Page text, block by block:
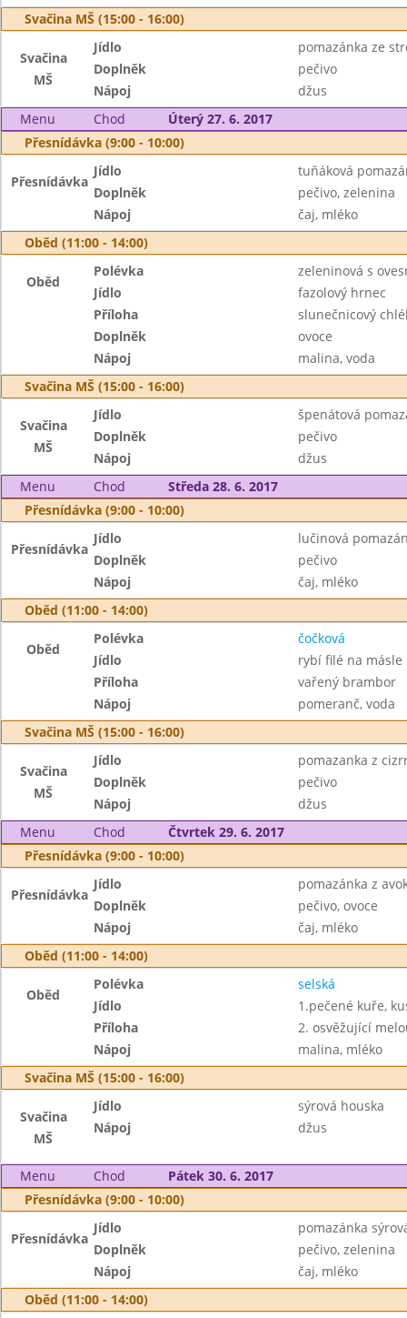
Svačina MŠ (15:00 - 16:00)
Svačina
MŠ
Jídlo
pomazánka ze
Doplněk
pečivo
Nápoj
džus
Menu
Chod
Úterý 27. 6. 2017
Přesnídávka (9:00 - 10:00)
Přesnídávka
Jídlo
tuňáková
Doplněk
pečivo, zelenina
Nápoj
čaj, mléko
Oběd (11:00 - 14:00)
Oběd
Polévka
zeleninová s
Jídlo
fazolový hrnec
Příloha
slunečnicový
Doplněk
ovoce
Nápoj
malina, voda
Svačina MŠ (15:00 - 16:00)
Svačina
MŠ
Jídlo
špenátová
Doplněk
pečivo
Nápoj
džus
Menu
Chod
Středa 28. 6. 2017
Přesnídávka (9:00 - 10:00)
Přesnídávka
Jídlo
lučinová
Doplněk
pečivo
Nápoj
čaj, mléko
Oběd (11:00 - 14:00)
Oběd
Polévka
čočková
Jídlo
rybí filé na másle
Příloha
vařený brambor
Nápoj
pomeranč, voda
Svačina MŠ (15:00 - 16:00)
Svačina
MŠ
Jídlo
pomazanka z
Doplněk
pečivo
Nápoj
džus
Menu
Chod
Čtvrtek 29. 6. 2017
Přesnídávka (9:00 - 10:00)
Přesnídávka
Jídlo
pomazánka z
Doplněk
pečivo, ovoce
Nápoj
čaj, mléko
Oběd (11:00 - 14:00)
Oběd
Polévka
selská
Jídlo
1.pečené kuře,
Příloha
2. osvěžující
Nápoj
malina, mléko
Svačina MŠ (15:00 - 16:00)
Svačina
MŠ
Jídlo
sýrová houska
Nápoj
džus
Menu Chod
Pátek 30. 6. 2017
Přesnídávka (9:00 - 10:00)
Přesnídávka
Jídlo
pomazánka
Doplněk
pečivo, zelenina
Nápoj
čaj, mléko
Oběd (11:00 - 14:00)